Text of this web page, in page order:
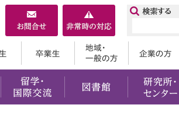
交通・キャンパスマップ
サイトマップ
在学生
教育・研究 産学連携・社会貢献留学・国際交